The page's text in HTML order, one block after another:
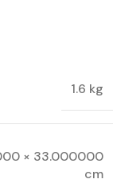
1.6 kg
× 33.000000
cm